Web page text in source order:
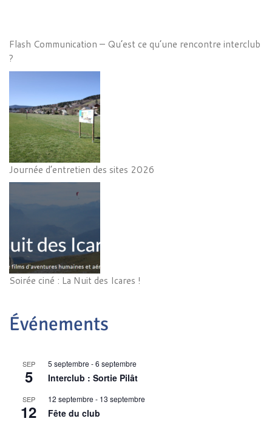
Flash Communication – Qu’est ce qu’une rencontre interclub
?
Journée d’entretien des sites 2026
Soirée ciné : La Nuit des Icares !
Événements
SEP
5
5 septembre -6 septembre
Interclub : Sortie Pilât
SEP
12
12 septembre - 13 septembre
Fête du club